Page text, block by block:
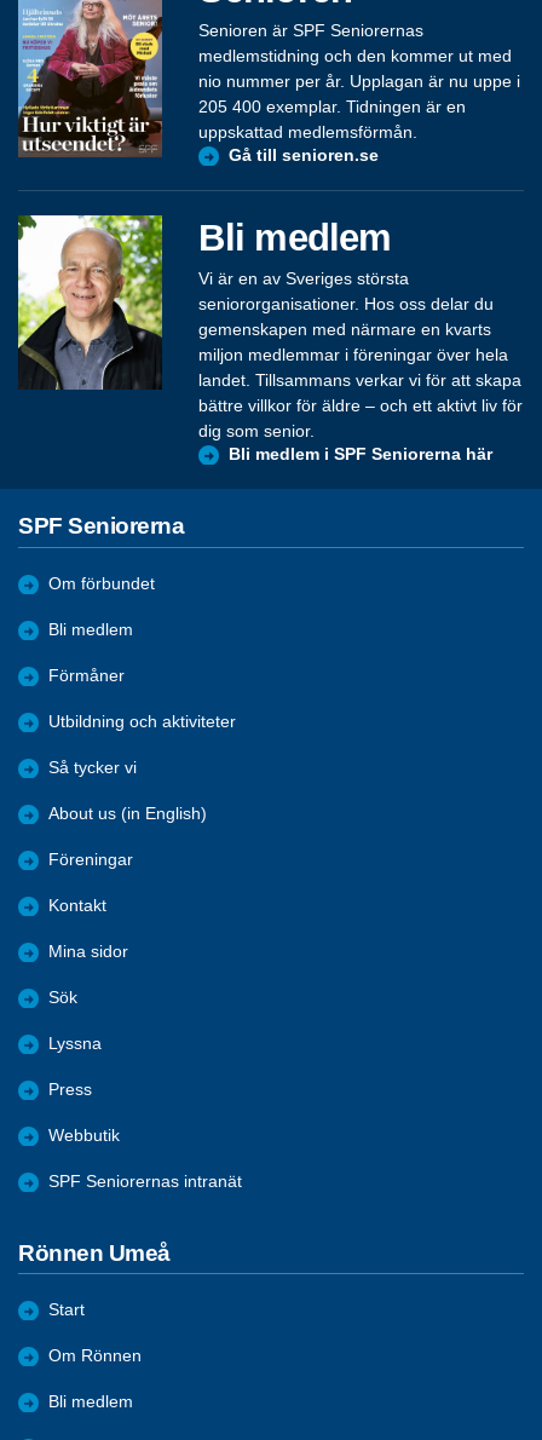
Senioren är SPF Seniorernas
medlemstidning och den kommer ut med
nio nummer per år. Upplagan är nu uppe i
205 400 exemplar. Tidningen är en
uppskattad medlemsförmån.
Gå till senioren.se
Bli medlem
Vi är en av Sveriges största
seniororganisationer. Hos oss delar du
gemenskapen med närmare en kvarts
miljon medlemmar i föreningar över hela
landet. Tillsammans verkar vi för att skapa
bättre villkor för äldre – och ett aktivt liv för
dig som senior.
Bli medlem i SPF Seniorerna här
SPF Seniorerna
Om förbundet
Bli medlem
Förmåner
Utbildning och aktiviteter
Så tycker vi
About us (in English)
Föreningar
Kontakt
Mina sidor
Sök
Lyssna
Press
Webbutik
SPF Seniorernas intranät
Rönnen Umeå
Start
Om Rönnen
Bli medlem